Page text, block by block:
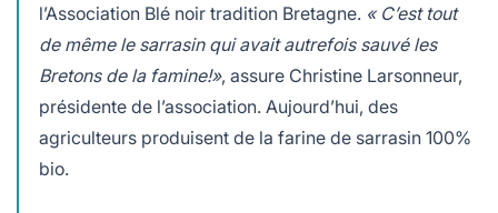
l’Association Blé noir tradition Bretagne. « C’est tout
de même le sarrasin qui avait autrefois sauvé les
Bretons de la famine!», assure Christine Larsonneur,
présidente de l’association. Aujourd’hui, des
agriculteurs produisent de la farine de sarrasin 100%
bio.